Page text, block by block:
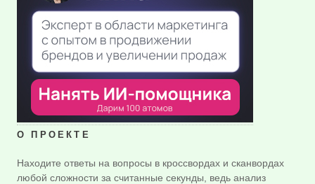
О ПРОЕКТЕ
Находите ответы на вопросы в кроссвордах и сканвордах
любой сложности за считанные секунды, ведь анализ